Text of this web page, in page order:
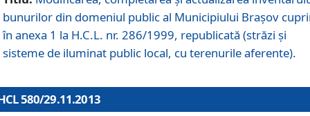
bunurilor din domeniul public al Municipiului Braşov
în anexa 1 la H.C.L. nr. 286/1999, republicată (străzi şi
sisteme de iluminat public local, cu terenurile aferente).
580/29.11.2013